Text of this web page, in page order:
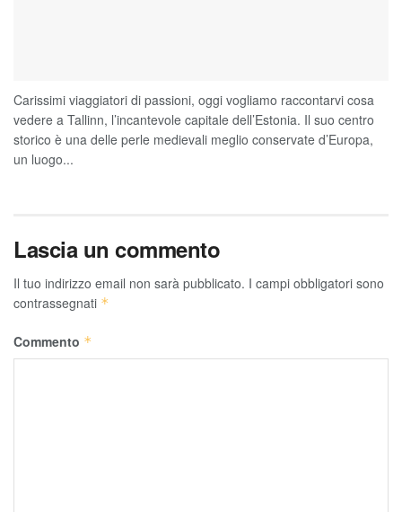
Carissimi viaggiatori di passioni, oggi vogliamo raccontarvi cosa
vedere a Tallinn, l’incantevole capitale dell’Estonia. Il suo centro
storico è una delle perle medievali meglio conservate d’Europa,
un luogo...
Lascia un commento
Il tuo indirizzo email non sarà pubblicato. I campi obbligatori sono
contrassegnati *
Commento *